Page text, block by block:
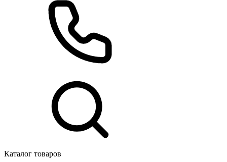
Каталог товаров